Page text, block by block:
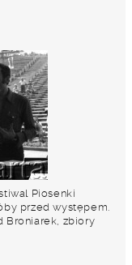
Piosenki
przed występem.
Broniarek, zbiory